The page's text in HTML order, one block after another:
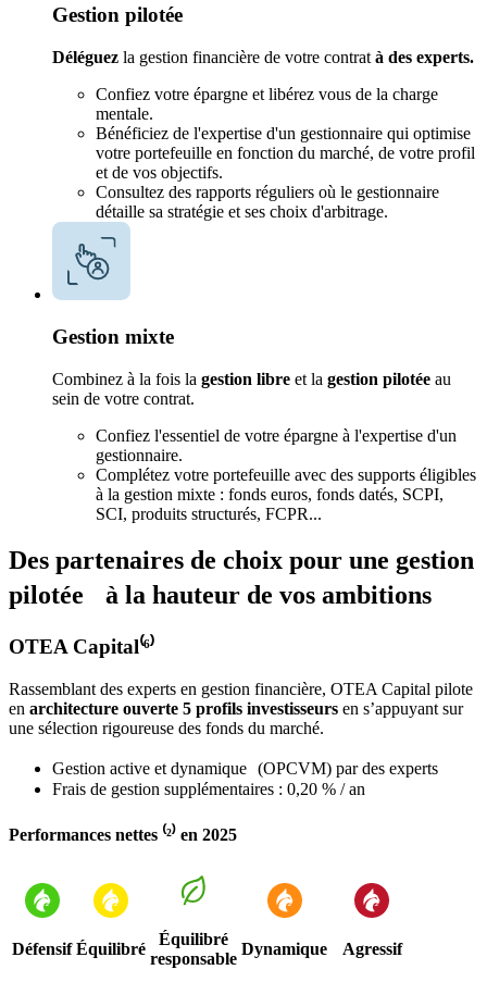
Gestion pilotée
Déléguez la gestion financière de votre contrat à des experts.
Confiez votre épargne et libérez vous de la charge
mentale.
Bénéficiez de l'expertise d'un gestionnaire qui optimise
votre portefeuille en fonction du marché, de votre profil
et de vos objectifs.
Consultez des rapports réguliers où le gestionnaire
détaille sa stratégie et ses choix d'arbitrage.
Gestion mixte
Combinez à la fois la gestion libre et la gestion pilotée au
sein de votre contrat.
Confiez l'essentiel de votre épargne à l'expertise d'un
gestionnaire.
Complétez votre portefeuille avec des supports éligibles
à la gestion mixte : fonds euros, fonds datés, SCPI,
SCI, produits structurés, FCPR...
Des partenaires de choix pour une gestion
pilotée à la hauteur de vos ambitions
OTEA Capital⁽⁶⁾
Rassemblant des experts en gestion financière, OTEA Capital pilote
en architecture ouverte 5 profils investisseurs en s’appuyant sur
une sélection rigoureuse des fonds du marché.
Gestion active et dynamique (OPCVM) par des experts
Frais de gestion supplémentaires : 0,20 % / an
Performances nettes ⁽²⁾ en 2025
Défensif Équilibré
Équilibré
responsable
Dynamique Agressif